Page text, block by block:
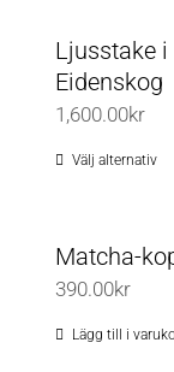
Ljusstake
Eidenskog
1,600.00kr
Välj alternativ
Matcha-
390.00kr
Lägg till i